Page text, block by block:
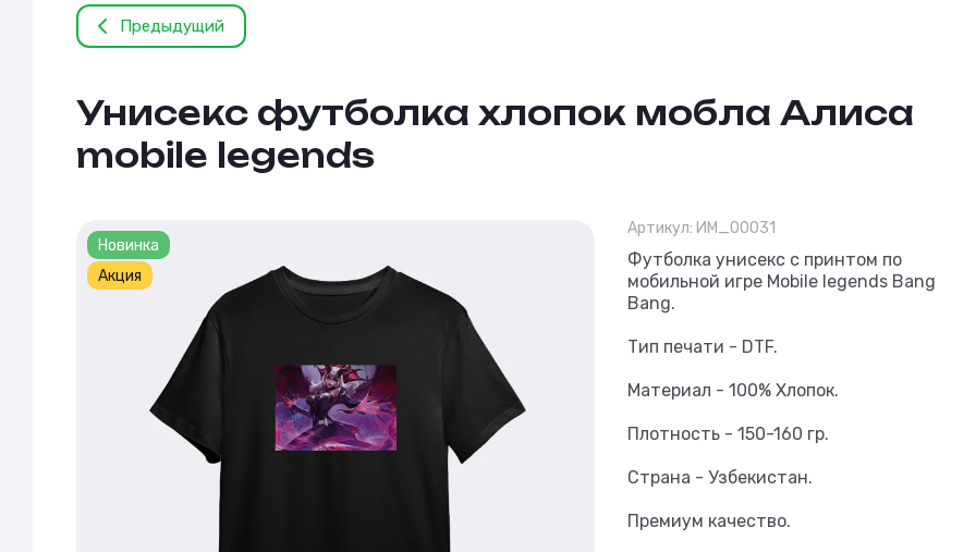
Предыдущий
Унисекс футболка хлопок мобла Алиса
mobile legends
Новинка
Акция
Унисекс
Артикул: ИМ_00031
Футболка унисекс с принтом по
мобильной игре Mobile legends Bang
Bang.
Тип печати - DTF.
Материал - 100% Хлопок.
Плотность - 150-160 гр.
Страна - Узбекистан.
Премиум качество.